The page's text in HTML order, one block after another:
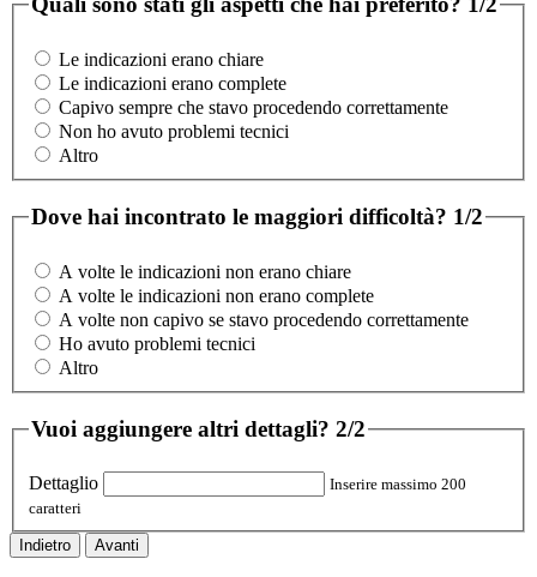
Le indicazioni erano chiare
Le indicazioni erano complete
Capivo sempre che stavo procedendo correttamente
Non ho avuto problemi tecnici
Altro
Dove hai incontrato le maggiori difficoltà? 1/2
A volte le indicazioni non erano chiare
A volte le indicazioni non erano complete
A volte non capivo se stavo procedendo correttamente
Ho avuto problemi tecnici
Altro
Vuoi aggiungere altri dettagli? 2/2
Dettaglio
Inserire massimo 200
caratteri
Indietro Avanti